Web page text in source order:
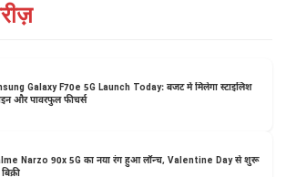
Galaxy F70e 5G Launch Today: बजट में मिलेगा स्टाइलिश
और पावरफुल फीचर्स
Narzo 90x 5G का नया रंग हुआ लॉन्च, Valentine Day से शुरू